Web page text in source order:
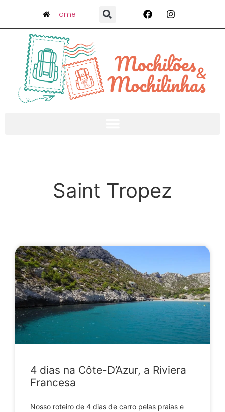
Home
Saint Tropez
4 dias na Côte-D’Azur, a Riviera
Francesa
Nosso roteiro de 4 dias de carro pelas praias e